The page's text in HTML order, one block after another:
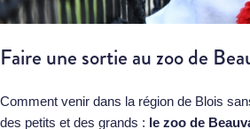
Faire une sortie au zoo de
Comment venir dans la région de Blois
des petits et des grands : le zoo de